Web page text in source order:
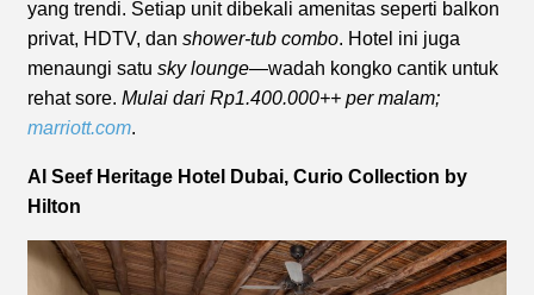
yang trendi. Setiap unit dibekali amenitas seperti balkon
privat, HDTV, dan shower-tub combo. Hotel ini juga
menaungi satu sky lounge—wadah kongko cantik untuk
rehat sore. Mulai dari Rp1.400.000++ per malam;
marriott.com.
Al Seef Heritage Hotel Dubai, Curio Collection by
Hilton